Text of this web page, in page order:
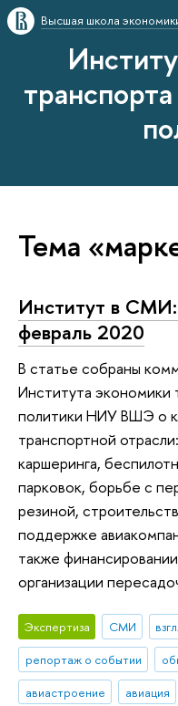
Высшая школа
Тема
Институт в
февраль 2020
В статье собраны
Института экономики
политики НИУ ВШЭ о
транспортной
каршеринга,
парковок, борьбе с
резиной,
поддержке
также
организации
Экспертиза СМИ
репортаж о событии
авиастроение
авиация